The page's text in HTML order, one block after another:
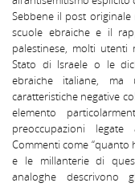
Sebbene il post
scuole ebraiche e il
palestinese, molti
Stato di Israele o le
ebraiche italiane, ma
caratteristiche negative
elemento
preoccupazioni
Commenti come “quanto
e le millanterie di
analoghe descrivono